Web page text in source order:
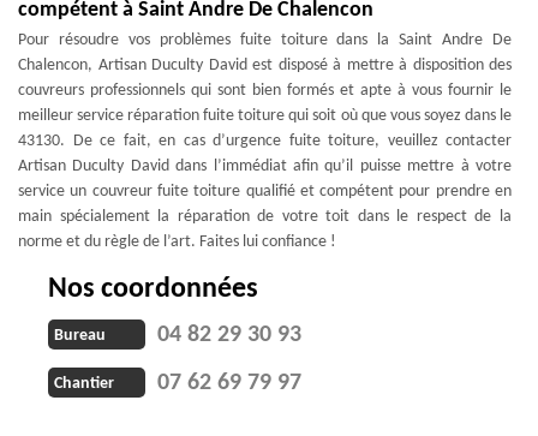
compétent à Saint Andre De Chalencon
Pour résoudre vos problèmes fuite toiture dans la Saint Andre De
Chalencon, Artisan Duculty David est disposé à mettre à disposition des
couvreurs professionnels qui sont bien formés et apte à vous fournir le
meilleur service réparation fuite toiture qui soit où que vous soyez dans le
43130. De ce fait, en cas d’urgence fuite toiture, veuillez contacter
Artisan Duculty David dans l’immédiat afin qu’il puisse mettre à votre
service un couvreur fuite toiture qualifié et compétent pour prendre en
main spécialement la réparation de votre toit dans le respect de la
norme et du règle de l’art. Faites lui confiance !
Nos coordonnées
Bureau 04 82 29 30 93
Chantier 07 62 69 79 97